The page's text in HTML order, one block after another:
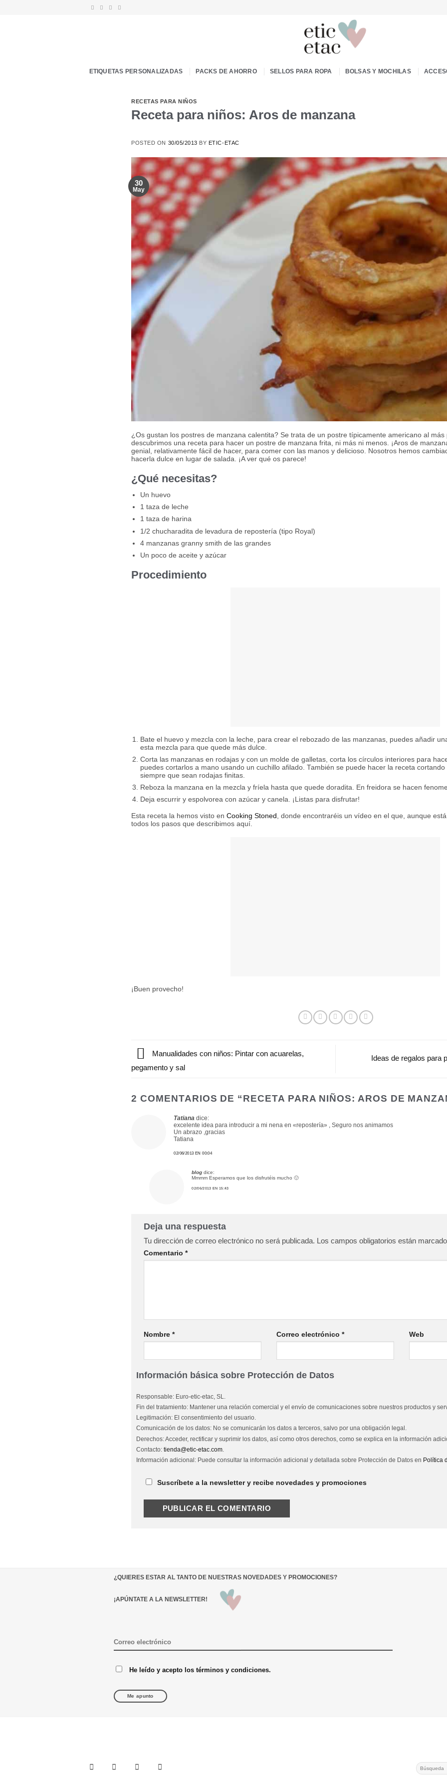
ETIQUETAS PERSONALIZADAS PACKS DE AHORRO SELLOS PARA ROPA BOLSAS Y MOCHILAS
RECETAS PARA NIÑOS
Receta para niños: Aros de manzana
POSTED ON 30/05/2013 BY ETIC-ETAC
30
May
¿Os gustan los postres de manzana calentita? Se trata de un postre típicamente americano al más
descubrimos una receta para hacer un postre de manzana frita, ni más ni menos. ¡Aros de
genial, relativamente fácil de hacer, para comer con las manos y delicioso. Nosotros hemos
hacerla dulce en lugar de salada. ¡A ver qué os parece!
¿Qué necesitas?
Un huevo
1 taza de leche
1 taza de harina
1/2 chucharadita de levadura de repostería (tipo Royal)
4 manzanas granny smith de las grandes
Un poco de aceite y azúcar
Procedimiento
Bate el huevo y mezcla con la leche, para crear el rebozado de las manzanas, puedes añadir
esta mezcla para que quede más dulce.
Corta las manzanas en rodajas y con un molde de galletas, corta los círculos interiores para
puedes cortarlos a mano usando un cuchillo afilado. También se puede hacer la receta cortando
siempre que sean rodajas finitas.
Reboza la manzana en la mezcla y fríela hasta que quede doradita. En freidora se hacen
Deja escurrir y espolvorea con azúcar y canela. ¡Listas para disfrutar!
Esta receta la hemos visto enCooking Stoned , donde encontraréis un vídeo en el que, aunque
todos los pasos que describimos aquí.
¡Buen provecho!
Manualidades con niños: Pintar con acuarelas,
pegamento y sal
Ideas de regalos para
2 COMENTARIOS DE “RECETA PARA NIÑOS: AROS DE
Tatiana dice:
excelente idea para introducir a mi nena en «repostería» , Seguro nos animamos
Un abrazo ,gracias
Tatiana
02/06/2013 EN 00:04
blog dice:
Mmmm Esperamos que los disfrutéis mucho 🙂
02/06/2013 EN 15:43
Deja una respuesta
Tu dirección de correo electrónico no será publicada. Los campos obligatorios están
Comentario*
Nombre* Correo electrónico* Web
Información básica sobre Protección de Datos
Responsable: Euro-etic-etac, SL.
Fin del tratamiento: Mantener una relación comercial y el envío de comunicaciones sobre nuestros productos y
Legitimación: El consentimiento del usuario.
Comunicación de los datos: No se comunicarán los datos a terceros, salvo por una obligación legal.
Derechos: Acceder, rectificar y suprimir los datos, así como otros derechos, como se explica en la información
Contacto:tienda@etic-etac.com
Información adicional: Puede consultar la información adicional y detallada sobre Protección de Datos en Política
Suscríbete a la newsletter y recibe novedades y promociones
¿QUIERES ESTAR AL TANTO DE NUESTRAS NOVEDADES Y PROMOCIONES?
¡APÚNTATE A LA NEWSLETTER!
He leído y acepto los términos y condiciones.
Search
for: